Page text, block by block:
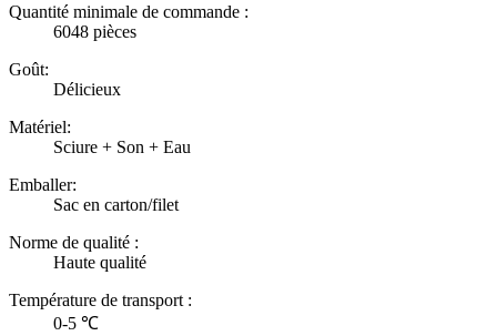
Quantité minimale de commande :
6048 pièces
Goût:
Délicieux
Matériel:
Sciure + Son + Eau
Emballer:
Sac en carton/filet
Norme de qualité :
Haute qualité
Température de transport :
0-5 ℃